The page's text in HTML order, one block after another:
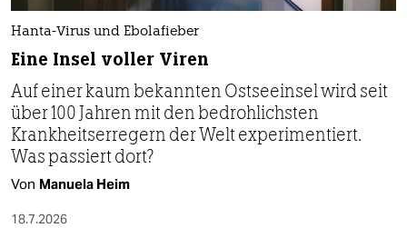
Hanta-Virus und Ebolafieber
Eine Insel voller Viren
Auf einer kaum bekannten Ostseeinsel wird seit
über 100 Jahren mit den bedrohlichsten
Krankheitserregern der Welt experimentiert.
Was passiert dort?
Von Manuela Heim
18.7.2026